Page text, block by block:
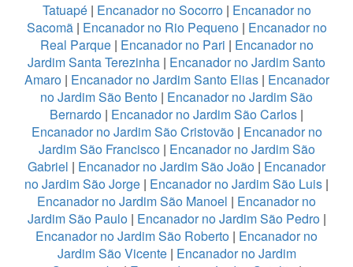
Tatuapé| Encanador no Socorro| Encanador no
Sacomã| Encanador no Rio Pequeno| Encanador no
Real Parque| Encanador no Pari | Encanador no
Jardim Santa Terezinha | Encanador no Jardim Santo
Amaro| Encanador no Jardim Santo Elias| Encanador
no Jardim São Bento | Encanador no Jardim São
Bernardo | Encanador no Jardim São Carlos |
Encanador no Jardim São Cristovão| Encanador no
Jardim São Francisco| Encanador no Jardim São
Gabriel | Encanador no Jardim São João | Encanador
no Jardim São Jorge | Encanador no Jardim São Luis |
Encanador no Jardim São Manoel | Encanador no
Jardim São Paulo| Encanador no Jardim São Pedro|
Encanador no Jardim São Roberto | Encanador no
Jardim São Vicente| Encanador no Jardim